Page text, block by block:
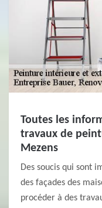
Toutes les
travaux de
Mezens
Des soucis qui sont
des façades des
procéder à des